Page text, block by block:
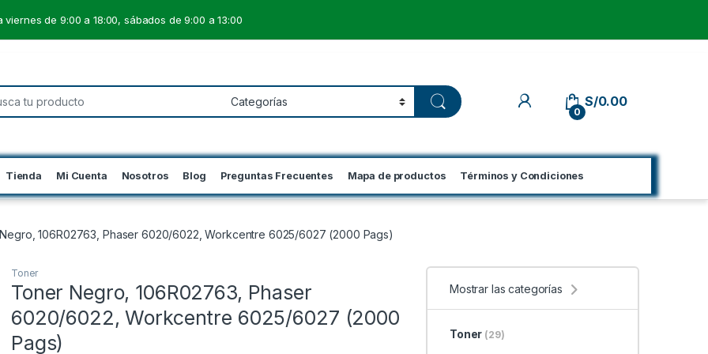
viernes de 9:00 a 18:00, sábados de 9:00 a 13:00
for:
My Account
0
S/0.00
Tienda Mi Cuenta Nosotros Blog Preguntas Frecuentes Mapa de productos Términos y Condiciones
106R02763, Phaser 6020/6022, Workcentre 6025/6027 (2000 Pags)
Toner
Toner Negro, 106R02763, Phaser
6020/6022, Workcentre 6025/6027 (2000
Pags)
Mostrar las categorías
Toner (29)